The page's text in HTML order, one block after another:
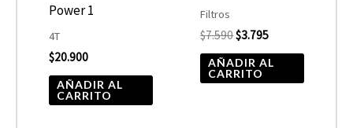
Power 1
4T
$20.900
AÑADIR AL
CARRITO
Filtros
$7.590$3.795
AÑADIR AL
CARRITO